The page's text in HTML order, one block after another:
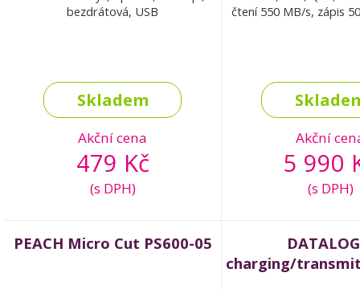
bezdrátová, USB
Skladem
Akční cena
479 Kč
(s DPH)
čtení 550 MB/s, zápis
Akční
5 990
(s DPH)
PEACH Micro Cut PS600-05
charging/